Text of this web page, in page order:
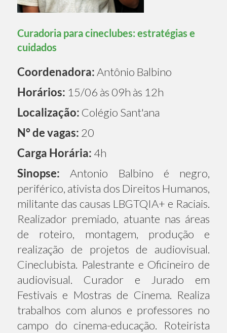
Curadoria para cineclubes: estratégias e
cuidados
Coordenadora:Antônio Balbino
Horários: 15/06 às 09h às 12h
Localização: Colégio Sant'ana
N° de vagas: 20
Carga Horária: 4h
Sinopse: Antonio Balbino é negro,
periférico, ativista dos Direitos Humanos,
militante das causas LBGTQIA+ e Raciais.
Realizador premiado, atuante nas áreas
de roteiro, montagem, produção e
realização de projetos de audiovisual.
Cineclubista. Palestrante e Oficineiro de
audiovisual. Curador e Jurado em
Festivais e Mostras de Cinema. Realiza
trabalhos com alunos e professores no
campo do cinema-educação. Roteirista